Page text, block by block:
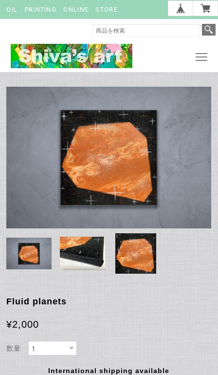
OIL PAINTING ONLINE STORE
Fluid planets
¥2,000
数量
International shipping available